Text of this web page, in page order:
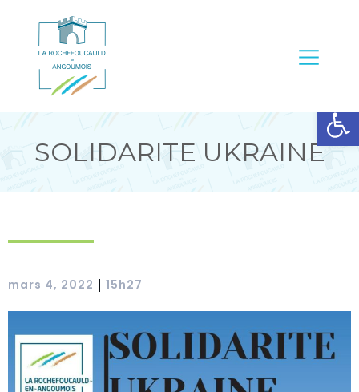
Ouvrir la barre d’outils
SOLIDARITE UKRAINE
mars 4, 2022 15h27